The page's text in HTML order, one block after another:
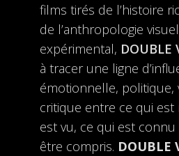
films tirés de l’histoire
de l’anthropologie
expérimental, DOUBLE
à tracer une ligne
émotionnelle, politique,
critique entre ce qui est
est vu, ce qui est
être compris. DOUBLE